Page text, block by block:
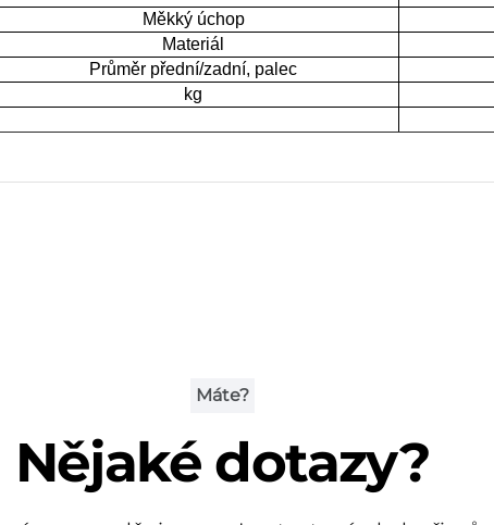
Měkký úchop
Materiál
Průměr přední/zadní, palec
kg
Máte?
Nějaké dotazy?